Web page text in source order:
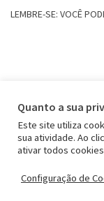
LEMBRE-SE: VOCÊ
Quanto a sua
Este site utiliza
sua atividade. Ao
ativar todos
Configuração de